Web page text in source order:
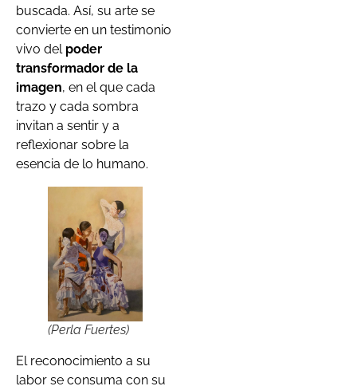
buscada. Así, su arte se
convierte en un testimonio
vivo del poder
transformador de la
imagen, en el que cada
trazo y cada sombra
invitan a sentir y a
reflexionar sobre la
esencia de lo humano.
(Perla Fuertes)
El reconocimiento a su
labor se consuma con su